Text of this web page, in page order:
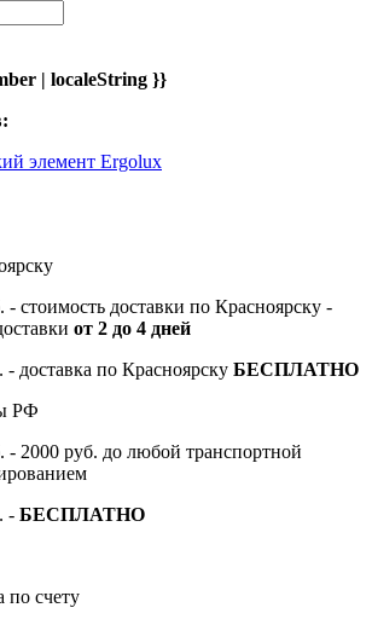
| localeString }}
элемент Ergolux
- стоимость доставки по Красноярску -
от 2 до 4 дней
- доставка по Красноярску БЕСПЛАТНО
РФ
- 2000 руб. до любой транспортной
- БЕСПЛАТНО
по счету